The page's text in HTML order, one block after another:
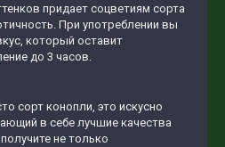
придает соцветиям сорта
При употреблении вы
который оставит
до 3 часов.
сорт конопли, это искусно
в себе лучшие качества
не только